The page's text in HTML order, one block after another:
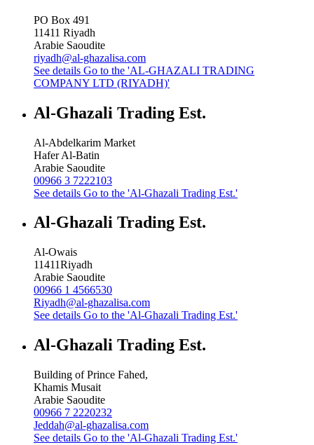
PO Box 491
11411 Riyadh
Arabie Saoudite
riyadh@al-ghazalisa.com
See details Go to the 'AL-GHAZALI TRADING
COMPANY LTD (RIYADH)'
Al-Ghazali Trading Est.
Al-Abdelkarim Market
Hafer Al-Batin
Arabie Saoudite
00966 3 7222103
See details Go to the 'Al-Ghazali Trading Est.'
Al-Ghazali Trading Est.
Al-Owais
11411Riyadh
Arabie Saoudite
00966 1 4566530
Riyadh@al-ghazalisa.com
See details Go to the 'Al-Ghazali Trading Est.'
Al-Ghazali Trading Est.
Building of Prince Fahed,
Khamis Musait
Arabie Saoudite
00966 7 2220232
Jeddah@al-ghazalisa.com
See details Go to the 'Al-Ghazali Trading Est.'